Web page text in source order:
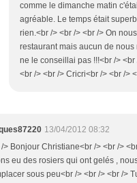
comme le dimanche matin
agréable. Le temps était
rien.<br /> <br /> <br /> On
restaurant mais aucun de nous
ne le conseillai pas !!!<br />
<br /> <br /> Cricri<br /> <br />
13/04/2012 08:32
> Bonjour Christiane<br /> <br />
eu des rosiers qui ont gelés ,
sous peu<br /> <br /> <br />